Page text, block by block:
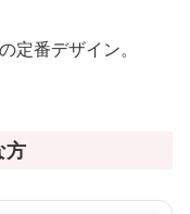
定番デザイン。
方